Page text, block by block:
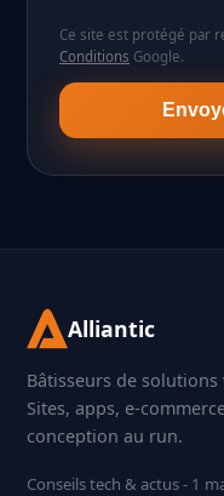
Ce site est protégé par
Conditions Google.
Alliantic
Bâtisseurs de
Sites, apps, e-
conception au run.
Conseils tech & actus - 1